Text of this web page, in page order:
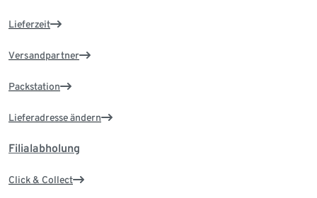
Lieferzeit
Versandpartner
Packstation
Lieferadresse ändern
Filialabholung
Click & Collect